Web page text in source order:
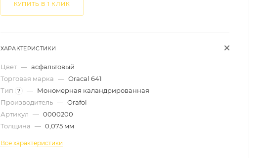
КУПИТЬ В 1 КЛИК
ХАРАКТЕРИСТИКИ
Цвет — асфальтовый
Торговая марка — Oracal 641
Тип
? — Мономерная каландрированная
Производитель — Orafol
Артикул — 0000200
Толщина — 0,075 мм
Все характеристики